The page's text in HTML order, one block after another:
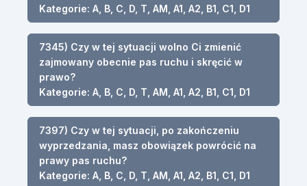
Kategorie: A, B, C, D, T, AM, A1, A2, B1, C1, D1
7345) Czy w tej sytuacji wolno Ci zmienić
zajmowany obecnie pas ruchu i skręcić w
prawo?
Kategorie: A, B, C, D, T, AM, A1, A2, B1, C1, D1
7397) Czy w tej sytuacji, po zakończeniu
wyprzedzania, masz obowiązek powrócić na
prawy pas ruchu?
Kategorie: A, B, C, D, T, AM, A1, A2, B1, C1, D1